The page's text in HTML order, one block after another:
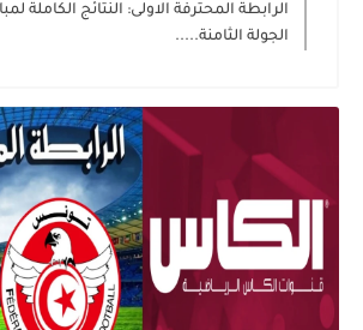
الرابطة المحترفة الاولى: النتائج الكاملة
الجولة الثامنة.....